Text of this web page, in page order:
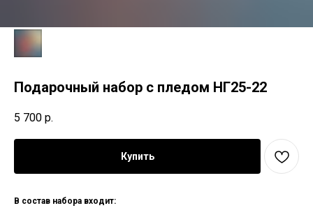
Подарочный набор с пледом НГ25-22
5 700 р.
Купить
В состав набора входит: